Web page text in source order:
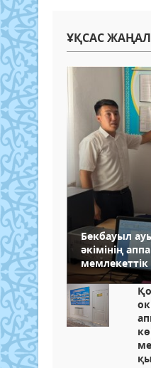
ҰҚСАС
Бекбауыл
әкімінің